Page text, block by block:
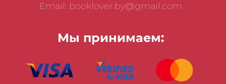
Email: booklover.by@gmail.com
Мы принимаем: